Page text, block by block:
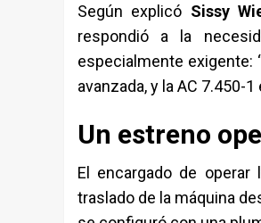
Según explicó Sissy
respondió a la
especialmente exigente:
avanzada, y la AC 7.450-
Un estreno
El encargado de operar
traslado de la máquina